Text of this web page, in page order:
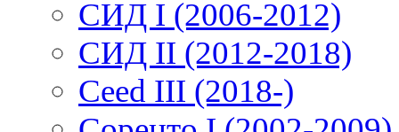
СИД I (2006-2012)
СИД II (2012-2018)
Ceed III (2018-)